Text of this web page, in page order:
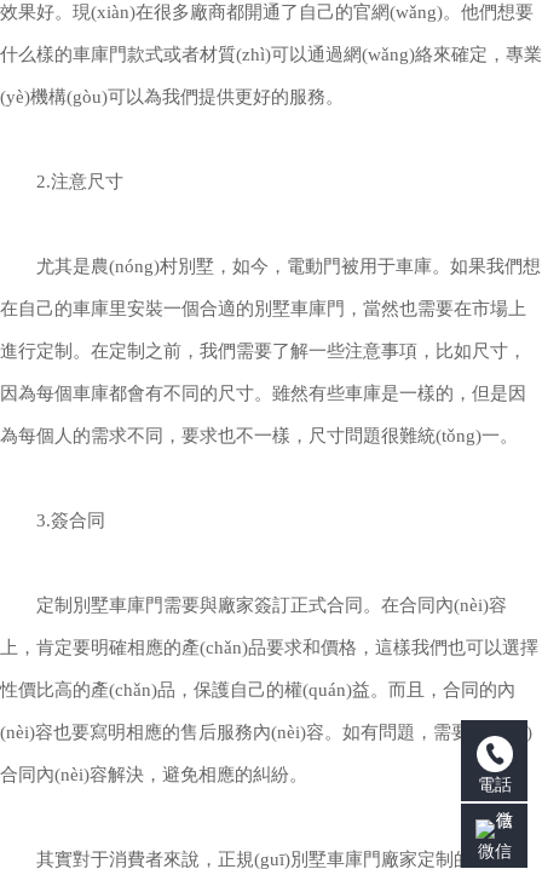
效果好。現(xiàn)在很多廠商都開通了自己的官網(wǎng)。他們想要
什么樣的車庫門款式或者材質(zhì)可以通過網(wǎng)絡來確定，專業
(yè)機構(gòu)可以為我們提供更好的服務。
2.注意尺寸
尤其是農(nóng)村別墅，如今，電動門被用于車庫。如果我們想
在自己的車庫里安裝一個合適的別墅車庫門，當然也需要在市場上
進行定制。在定制之前，我們需要了解一些注意事項，比如尺寸，
因為每個車庫都會有不同的尺寸。雖然有些車庫是一樣的，但是因
為每個人的需求不同，要求也不一樣，尺寸問題很難統(tǒng)一。
3.簽合同
定制別墅車庫門需要與廠家簽訂正式合同。在合同內(nèi)容
上，肯定要明確相應的產(chǎn)品要求和價格，這樣我們也可以選擇
性價比高的產(chǎn)品，保護自己的權(quán)益。而且，合同的內
(nèi)容也要寫明相應的售后服務內(nèi)容。如有問題，需要根據(jù)
合同內(nèi)容解決，避免相應的糾紛。
其實對于消費者來說，正規(guī)別墅車庫門廠家定制的車庫門
電話
微信